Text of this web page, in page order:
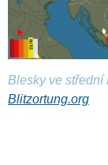
Blesky ve střední
Blitzortung.org